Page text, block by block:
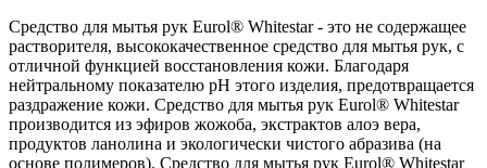
Средство для мытья рук Eurol® Whitestar - это не содержащее
растворителя, высококачественное средство для мытья рук, с
отличной функцией восстановления кожи. Благодаря
нейтральному показателю pH этого изделия, предотвращается
раздражение кожи. Средство для мытья рук Eurol® Whitestar
производится из эфиров жожоба, экстрактов алоэ вера,
продуктов ланолина и экологически чистого абразива (на
основе полимеров). Средство для мытья рук Eurol® Whitestar